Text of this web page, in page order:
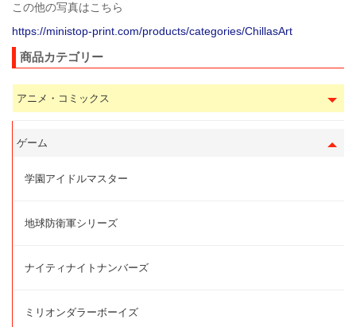
この他の写真はこちら
https://ministop-print.com/products/categories/ChillasArt
商品カテゴリー
アニメ・コミックス
ゲーム
学園アイドルマスター
地球防衛軍シリーズ
ナイティナイトナンバーズ
ミリオンダラーボーイズ